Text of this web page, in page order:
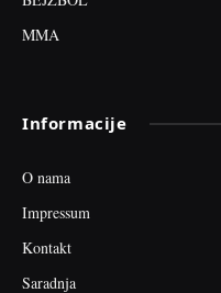
MMA
Informacije
O nama
Impressum
Kontakt
Saradnja